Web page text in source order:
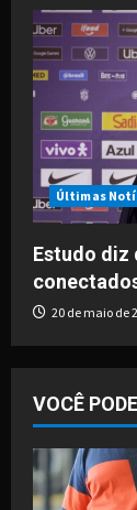
Últimas
Estudo diz
20 de maio de
VOCÊ